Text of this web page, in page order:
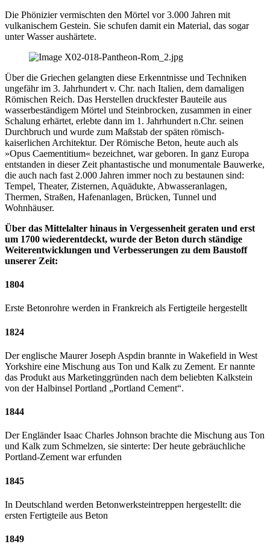
Die Phönizier vermischten den Mörtel vor 3.000 Jahren mit
vulkanischem Gestein. Sie schufen damit ein Material, das sogar
unter Wasser aushärtete.
Über die Griechen gelangten diese Erkenntnisse und Techniken
ungefähr im 3. Jahrhundert v. Chr. nach Italien, dem damaligen
Römischen Reich. Das Herstellen druckfester Bauteile aus
wasserbeständigem Mörtel und Steinbrocken, zusammen in einer
Schalung erhärtet, erlebte dann im 1. Jahrhundert n.Chr. seinen
Durchbruch und wurde zum Maßstab der späten römisch-
kaiserlichen Architektur. Der Römische Beton, heute auch als
»Opus Caementitium« bezeichnet, war geboren. In ganz Europa
entstanden in dieser Zeit phantastische und monumentale Bauwerke,
die auch nach fast 2.000 Jahren immer noch zu bestaunen sind:
Tempel, Theater, Zisternen, Aquädukte, Abwasseranlagen,
Thermen, Straßen, Hafenanlagen, Brücken, Tunnel und
Wohnhäuser.
Über das Mittelalter hinaus in Vergessenheit geraten und erst
um 1700 wiederentdeckt, wurde der Beton durch ständige
Weiterentwicklungen und Verbesserungen zu dem Baustoff
unserer Zeit:
1804
Erste Betonrohre werden in Frankreich als Fertigteile hergestellt
1824
Der englische Maurer Joseph Aspdin brannte in Wakefield in West
Yorkshire eine Mischung aus Ton und Kalk zu Zement. Er nannte
das Produkt aus Marketinggründen nach dem beliebten Kalkstein
von der Halbinsel Portland „Portland Cement“.
1844
Der Engländer Isaac Charles Johnson brachte die Mischung aus Ton
und Kalk zum Schmelzen, sie sinterte: Der heute gebräuchliche
Portland-Zement war erfunden
1845
In Deutschland werden Betonwerksteintreppen hergestellt: die
ersten Fertigteile aus Beton
1849